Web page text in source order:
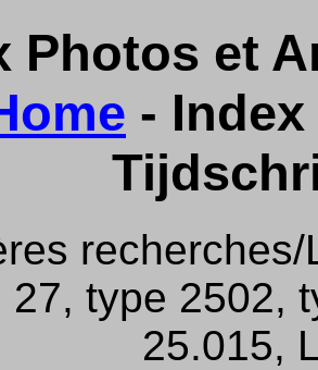
Photos et
-
27, type 2502,
25.015,